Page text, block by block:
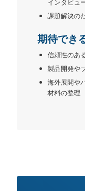
インタビュ
課題解決の
期待でき
信頼性のあ
製品開発や
海外展開や
材料の整理